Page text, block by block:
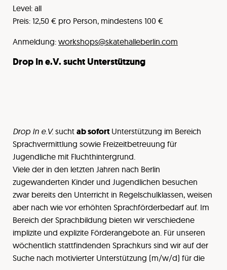
Level: all
Preis: 12,50 € pro Person, mindestens 100 €
Anmeldung: workshops@skatehalleberlin.com
Drop In e.V. sucht Unterstützung
Drop In e.V. sucht ab sofort Unterstützung im Bereich
Sprachvermittlung sowie Freizeitbetreuung für
Jugendliche mit Fluchthintergrund.
Viele der in den letzten Jahren nach Berlin
zugewanderten Kinder und Jugendlichen besuchen
zwar bereits den Unterricht in Regelschulklassen, weisen
aber nach wie vor erhöhten Sprachförderbedarf auf. Im
Bereich der Sprachbildung bieten wir verschiedene
implizite und explizite Förderangebote an. Für unseren
wöchentlich stattfindenden Sprachkurs sind wir auf der
Suche nach motivierter Unterstützung (m/w/d) für die